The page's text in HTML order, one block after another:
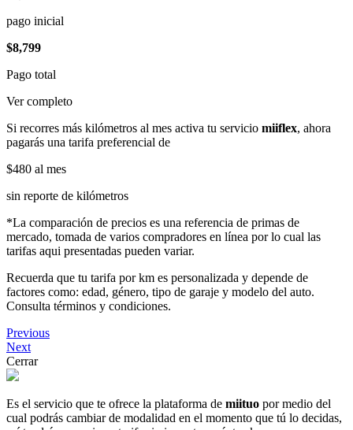
pago inicial
$8,799
Pago total
Ver completo
Si recorres más kilómetros al mes activa tu servicio miiflex, ahora
pagarás una tarifa preferencial de
$480 al mes
sin reporte de kilómetros
*La comparación de precios es una referencia de primas de
mercado, tomada de varios compradores en línea por lo cual las
tarifas aqui presentadas pueden variar.
Recuerda que tu tarifa por km es personalizada y depende de
factores como: edad, género, tipo de garaje y modelo del auto.
Consulta términos y condiciones.
Previous
Next
Cerrar
Es el servicio que te ofrece la plataforma de miituo por medio del
cual podrás cambiar de modalidad en el momento que tú lo decidas,